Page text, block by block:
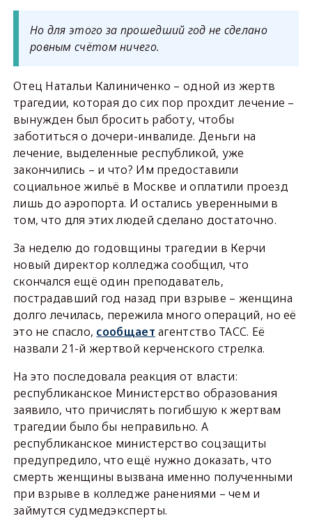
Но для этого за прошедший год не сделано
ровным счётом ничего.
Отец Натальи Калиниченко – одной из жертв
трагедии, которая до сих пор прохдит лечение –
вынужден был бросить работу, чтобы
заботиться о дочери-инвалиде. Деньги на
лечение, выделенные республикой, уже
закончились – и что? Им предоставили
социальное жильё в Москве и оплатили проезд
лишь до аэропорта. И остались уверенными в
том, что для этих людей сделано достаточно.
За неделю до годовщины трагедии в Керчи
новый директор колледжа сообщил, что
скончался ещё один преподаватель,
пострадавший год назад при взрыве – женщина
долго лечилась, пережила много операций, но её
это не спасло, сообщает агентство ТАСС. Её
назвали 21-й жертвой керченского стрелка.
На это последовала реакция от власти:
республиканское Министерство образования
заявило, что причислять погибшую к жертвам
трагедии было бы неправильно. А
республиканское министерство соцзащиты
предупредило, что ещё нужно доказать, что
смерть женщины вызвана именно полученными
при взрыве в колледже ранениями – чем и
займутся судмедэксперты.